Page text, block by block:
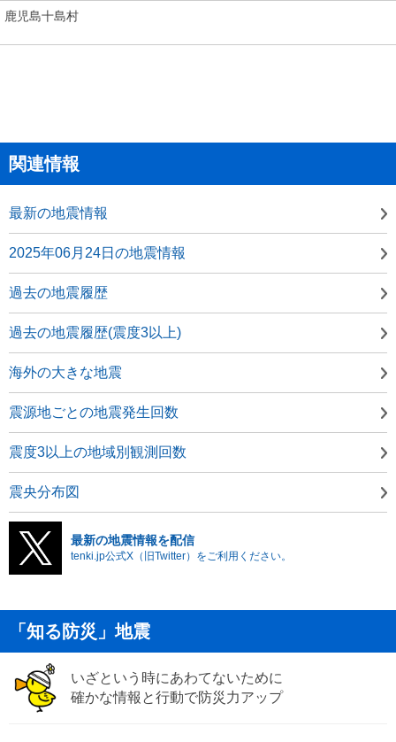
鹿児島十島村
関連情報
最新の地震情報
2025年06月24日の地震情報
過去の地震履歴
過去の地震履歴(震度3以上)
海外の大きな地震
震源地ごとの地震発生回数
震度3以上の地域別観測回数
震央分布図
最新の地震情報を配信
tenki.jp公式X（旧Twitter）をご利用ください。
「知る防災」地震
いざという時にあわてないために
確かな情報と行動で防災力アップ